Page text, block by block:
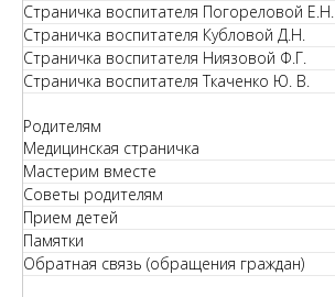
Страничка воспитателя Погореловой Е.Н.
Страничка воспитателя Кубловой Д.Н.
Страничка воспитателя Ниязовой Ф.Г.
Страничка воспитателя Ткаченко Ю. В.
Родителям
Медицинская страничка
Мастерим вместе
Советы родителям
Прием детей
Памятки
Обратная связь (обращения граждан)